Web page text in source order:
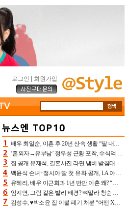
로그인 회원가입
배우 최일순, 이혼 후 20년 산속 생활 “딸 내가 버렸다고 원망‥맘 아파”(특종)[어제TV]
‘혼외자→유부남’ 정우성 근황 포착, 수식억 해킹 피해 후배 만났다 “존경하는”
집 공개 유재석, 결혼사진 라면 냄비 받침대 되고 분노‥가족사진도 피해(놀뭐)[어제TV]
백윤식 손녀+정시아 딸 첫 유화 공개, LA 아트쇼→서울국제조각페스타 작가다운 수준급 실력
유혜리, 배우 이근희과 1년 반만 이혼 왜? “식칼 꽂고 의자 던져” 충격 폭로(특종)[어제TV]
임지연, 그림 같은 발리 배경? 뼈말라 청순 비키니 핏에 상대 안 되네
김성수, ♥박소윤 집 이불 폐기 처분 “어떤 X이랑 썼을지 몰라” 질투(신랑수업2)[어제TV]